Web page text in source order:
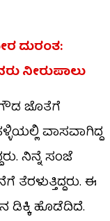
ದುರಂತ:
ನೀರುಪಾಲು
ಜೊತೆಗೆ
ವಾಸವಾಗಿದ್ದ
ನಿನ್ನೆ ಸಂಜೆ
ಈ
ಡಿಕ್ಕಿ ಹೊಡೆದಿದೆ.